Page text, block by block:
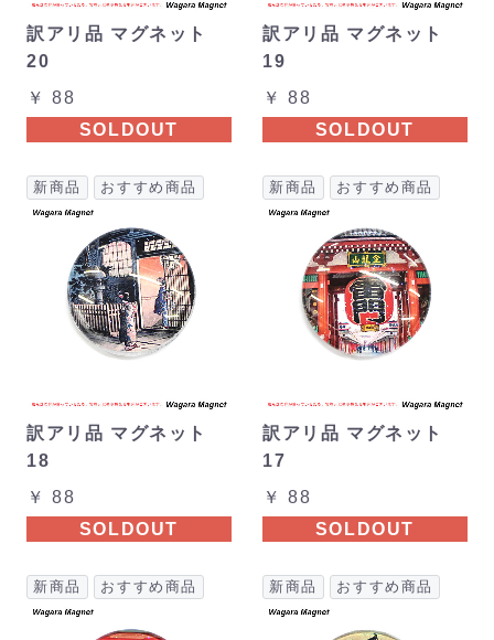
訳アリ品 マグネット
20
￥ 88
SOLDOUT
訳アリ品 マグネット
19
￥ 88
SOLDOUT
新商品 おすすめ商品
訳アリ品 マグネット
18
￥ 88
SOLDOUT
新商品 おすすめ商品
訳アリ品 マグネット
17
￥ 88
SOLDOUT
新商品 おすすめ商品 新商品 おすすめ商品